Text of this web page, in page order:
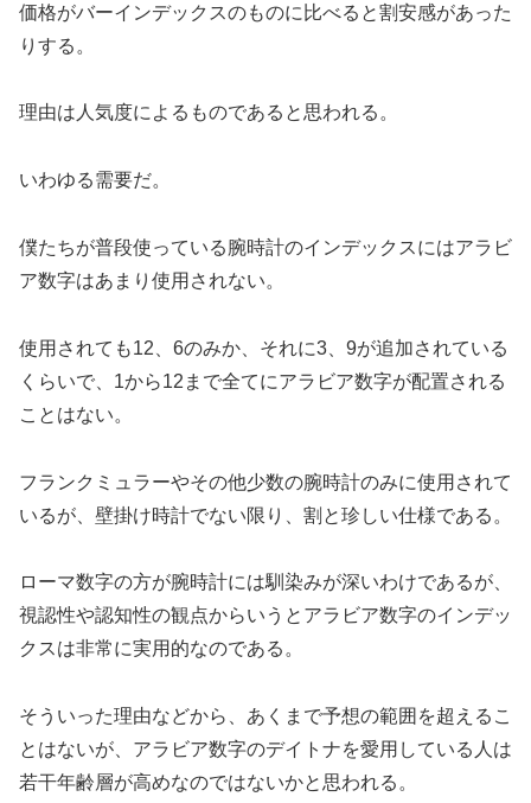
価格がバーインデックスのものに比べると割安感があった
りする。
理由は人気度によるものであると思われる。
いわゆる需要だ。
僕たちが普段使っている腕時計のインデックスにはアラビ
ア数字はあまり使用されない。
使用されても12、6のみか、それに3、9が追加されている
くらいで、1から12まで全てにアラビア数字が配置される
ことはない。
フランクミュラーやその他少数の腕時計のみに使用されて
いるが、壁掛け時計でない限り、割と珍しい仕様である。
ローマ数字の方が腕時計には馴染みが深いわけであるが、
視認性や認知性の観点からいうとアラビア数字のインデッ
クスは非常に実用的なのである。
そういった理由などから、あくまで予想の範囲を超えるこ
とはないが、アラビア数字のデイトナを愛用している人は
若干年齢層が高めなのではないかと思われる。